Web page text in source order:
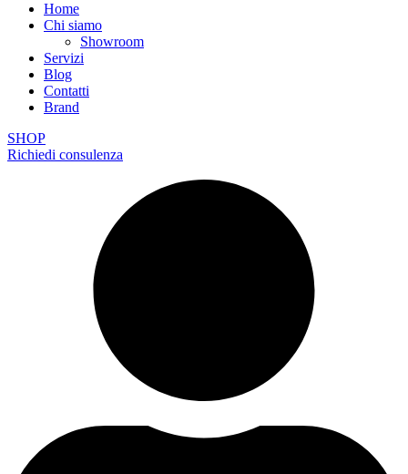
Home
Chi siamo
Showroom
Servizi
Blog
Contatti
Brand
SHOP
Richiedi consulenza